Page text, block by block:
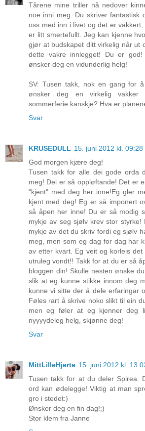
Tårene mine triller nå nedover
noe inni meg. Du skriver fantastisk
oss med inn i livet og det er
er litt smertefullt. Jeg kan kjenne
gjør at budskapet ditt virkelig når ut
dette vakre innlegget! Du er
ønsker deg en vidunderlig helg!
SV: Tusen takk, nok en gang for
ønsker deg en virkelig
sommerferie kanskje? Hva er
Svar
KRUSEDULL 15. juni 2012 kl. 09:28
God morgen kjære deg!
Tusen takk for alle dei gode orda
meg! Dei er så oppløftande! Det er
"kjent" med deg her inne!Eg gler
kjent med deg! Eg er så imponert
så åpen her inne! Du er så modig
mykje av seg sjølv krev stor styrke!
mykje av det du skriv fordi eg sjølv
meg, men som eg dag for dag har
av etter kvart. Eg veit og korleis
utruleg vondt!! Takk for at du er så
bloggen din! Skulle nesten ønske
slik at eg kunne stikke innom deg
kunne vi sitte der å dele erfaringar
Føles rart å skrive noko slikt til ein
men eg føler at eg kjenner deg
nyyyydeleg helg, skjønne deg!
Svar
MittLilleHjerte 15. juni 2012 kl.
Tusen takk for at du deler Spirea.
ord kan ødelegge! Viktig at man
gro i stedet:)
Ønsker deg en fin dag!;)
Stor klem fra Janne